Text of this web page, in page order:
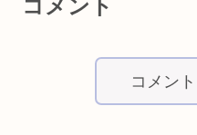
コメント
コメン